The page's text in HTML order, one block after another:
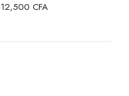
12,500 CFA